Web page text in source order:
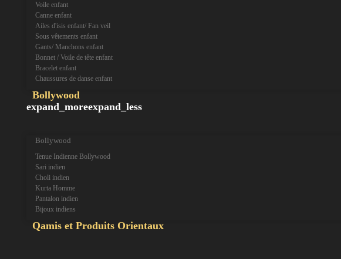
Voile enfant
Canne enfant
Ailes d'isis enfant/ Fan veil
Sous vêtements enfant
Gants/ Manchons enfant
Bonnet / Voile de tête enfant
Bracelet enfant
Chaussures de danse enfant
Bollywood
expand_moreexpand_less
Bollywood
Tenue Indienne Bollywood
Sari indien
Choli indien
Kurta Homme
Pantalon indien
Bijoux indiens
Qamis et Produits Orientaux